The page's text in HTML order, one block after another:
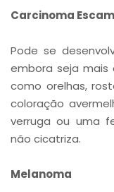
Carcinoma
Pode se
embora seja mais
como orelhas,
coloração
verruga ou uma
não cicatriza.
Melanoma